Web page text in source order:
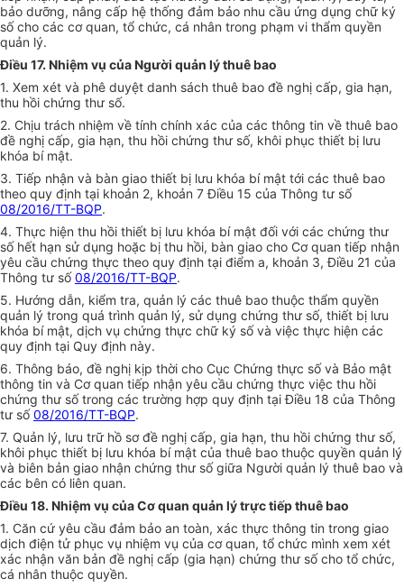
bảo dưỡng, nâng cấp hệ thống đảm bảo nhu cầu ứng dụng chữ ký
số cho các cơ quan, tổ chức, cá nhân trong phạm vi thẩm quyền
quản lý.
Điều 17. Nhiệm vụ của Người quản lý thuê bao
1. Xem xét và phê duyệt danh sách thuê bao đề nghị cấp, gia hạn,
thu hồi chứng thư số.
2. Chịu trách nhiệm về tính chính xác của các thông tin về thuê bao
đề nghị cấp, gia hạn, thu hồi chứng thư số, khôi phục thiết bị lưu
khóa bí mật.
3. Tiếp nhận và bàn giao thiết bị lưu khóa bí mật tới các thuê bao
theo quy định tại khoản 2, khoản 7 Điều 15 của Thông tư số
08/2016/TT-BQP.
4. Thực hiện thu hồi thiết bị lưu khóa bí mật đối với các chứng thư
số hết hạn sử dụng hoặc bị thu hồi, bàn giao cho Cơ quan tiếp nhận
yêu cầu chứng thực theo quy định tại điểm a, khoản 3, Điều 21 của
Thông tư số08/2016/TT-BQP.
5. Hướng dẫn, kiểm tra, quản lý các thuê bao thuộc thẩm quyền
quản lý trong quá trình quản lý, sử dụng chứng thư số, thiết bị lưu
khóa bí mật, dịch vụ chứng thực chữ ký số và việc thực hiện các
quy định tại Quy định này.
6. Thông báo, đề nghị kịp thời cho Cục Chứng thực số và Bảo mật
thông tin và Cơ quan tiếp nhận yêu cầu chứng thực việc thu hồi
chứng thư số trong các trường hợp quy định tại Điều 18 của Thông
tư số08/2016/TT-BQP.
7. Quản lý, lưu trữ hồ sơ đề nghị cấp, gia hạn, thu hồi chứng thư số,
khôi phục thiết bị lưu khóa bí mật của thuê bao thuộc quyền quản lý
và biên bản giao nhận chứng thư số giữa Người quản lý thuê bao và
các bên có liên quan.
Điều 18. Nhiệm vụ của Cơ quan quản lý trực tiếp thuê bao
1. Căn cứ yêu cầu đảm bảo an toàn, xác thực thông tin trong giao
dịch điện tử phục vụ nhiệm vụ của cơ quan, tổ chức mình xem xét
xác nhận văn bản đề nghị cấp (gia hạn) chứng thư số cho tổ chức,
cá nhân thuộc quyền.